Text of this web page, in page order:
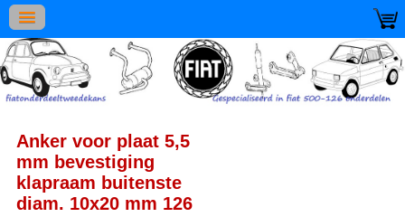
Anker voor plaat 5,5
mm bevestiging
klapraam buitenste
diam. 10x20 mm 126